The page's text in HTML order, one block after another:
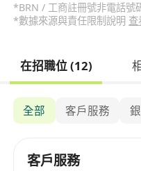
*BRN / 工商註冊號非電話號
*數據來源與責任限制說明 查
在招職位 (12)
全部 客戶服務
客戶服務